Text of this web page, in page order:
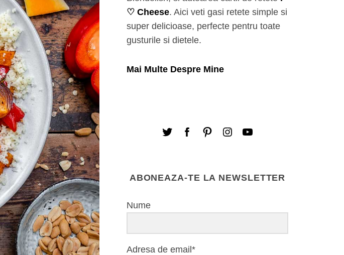
♡ Cheese. Aici veti gasi retete simple si
super delicioase, perfecte pentru toate
gusturile si dietele.
Mai Multe Despre Mine
ABONEAZA-TE LA NEWSLETTER
Nume
Adresa de email*